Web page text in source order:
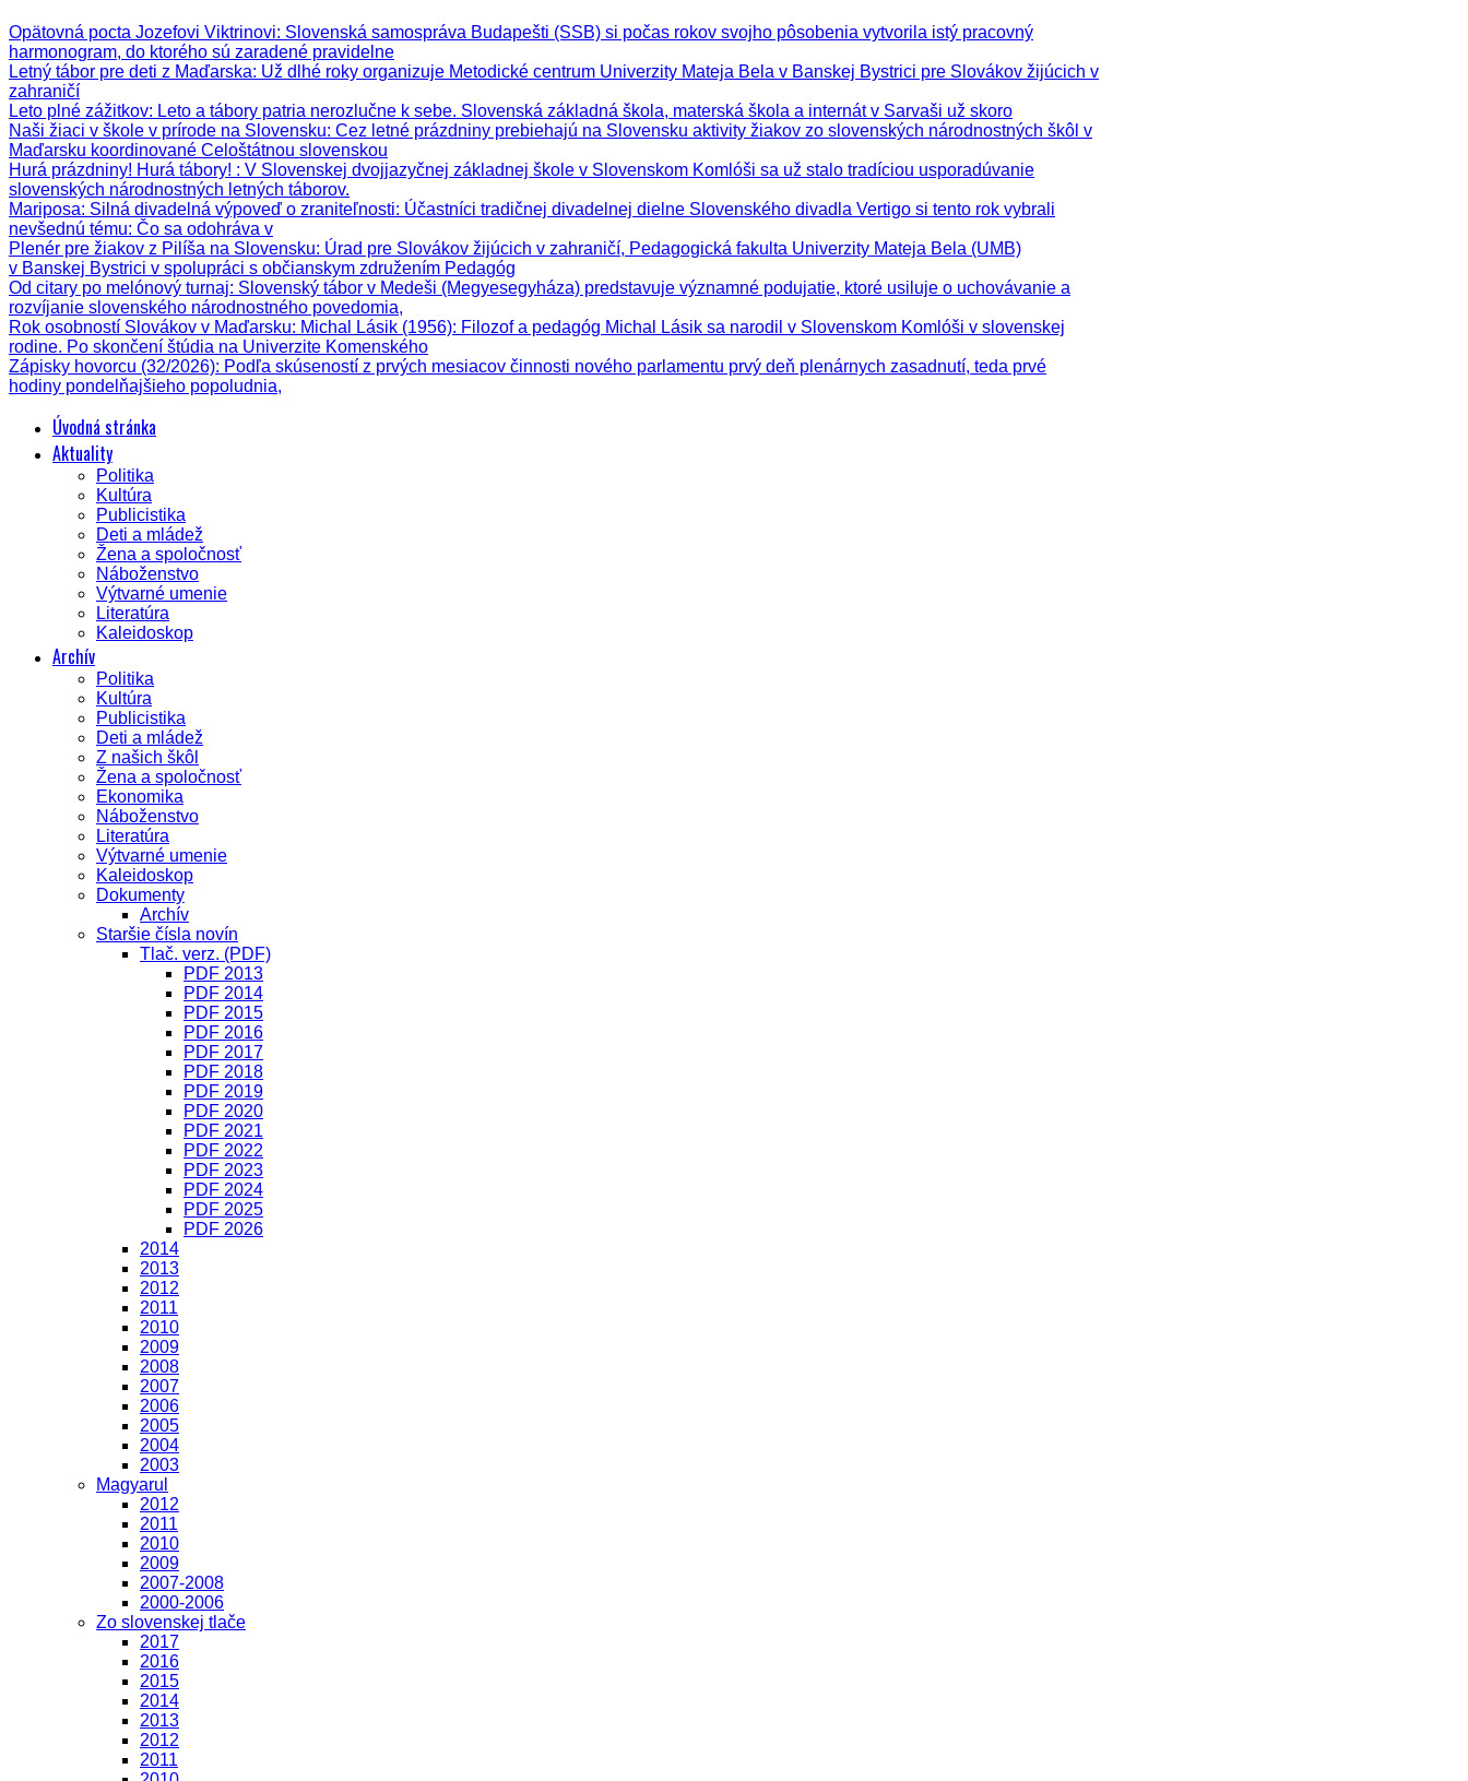
Opätovná pocta Jozefovi Viktrinovi: Slovenská samospráva Budapešti (SSB) si počas rokov svojho pôsobenia vytvorila istý pracovný
harmonogram, do ktorého sú zaradené pravidelne
Letný tábor pre deti z Maďarska: Už dlhé roky organizuje Metodické centrum Univerzity Mateja Bela v Banskej Bystrici pre Slovákov žijúcich v
zahraničí
Leto plné zážitkov: Leto a tábory patria nerozlučne k sebe. Slovenská základná škola, materská škola a internát v Sarvaši už skoro
Naši žiaci v škole v prírode na Slovensku: Cez letné prázdniny prebiehajú na Slovensku aktivity žiakov zo slovenských národnostných škôl v
Maďarsku koordinované Celoštátnou slovenskou
Hurá prázdniny! Hurá tábory! : V Slovenskej dvojjazyčnej základnej škole v Slovenskom Komlóši sa už stalo tradíciou usporadúvanie
slovenských národnostných letných táborov.
Mariposa: Silná divadelná výpoveď o zraniteľnosti: Účastníci tradičnej divadelnej dielne Slovenského divadla Vertigo si tento rok vybrali
nevšednú tému: Čo sa odohráva v
Plenér pre žiakov z Pilíša na Slovensku: Úrad pre Slovákov žijúcich v zahraničí, Pedagogická fakulta Univerzity Mateja Bela (UMB)
v Banskej Bystrici v spolupráci s občianskym združením Pedagóg
Od citary po melónový turnaj: Slovenský tábor v Medeši (Megyesegyháza) predstavuje významné podujatie, ktoré usiluje o uchovávanie a
rozvíjanie slovenského národnostného povedomia,
Rok osobností Slovákov v Maďarsku: Michal Lásik (1956): Filozof a pedagóg Michal Lásik sa narodil v Slovenskom Komlóši v slovenskej
rodine. Po skončení štúdia na Univerzite Komenského
Zápisky hovorcu (32/2026): Podľa skúseností z prvých mesiacov činnosti nového parlamentu prvý deň plenárnych zasadnutí, teda prvé
hodiny pondelňajšieho popoludnia,
Úvodná stránka
Aktuality
Politika
Kultúra
Publicistika
Deti a mládež
Žena a spoločnosť
Náboženstvo
Výtvarné umenie
Literatúra
Kaleidoskop
Archív
Politika
Kultúra
Publicistika
Deti a mládež
Z našich škôl
Žena a spoločnosť
Ekonomika
Náboženstvo
Literatúra
Výtvarné umenie
Kaleidoskop
Dokumenty
Archív
Staršie čísla novín
Tlač. verz. (PDF)
PDF 2013
PDF 2014
PDF 2015
PDF 2016
PDF 2017
PDF 2018
PDF 2019
PDF 2020
PDF 2021
PDF 2022
PDF 2023
PDF 2024
PDF 2025
PDF 2026
2014
2013
2012
2011
2010
2009
2008
2007
2006
2005
2004
2003
Magyarul
2012
2011
2010
2009
2007-2008
2000-2006
Zo slovenskej tlače
2017
2016
2015
2014
2013
2012
2011